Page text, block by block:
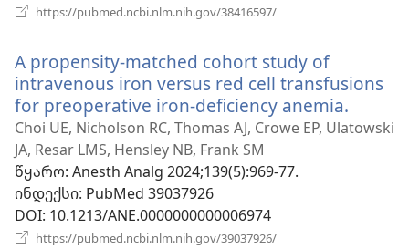
https://pubmed.ncbi.nlm.nih.gov/38416597/
A propensity-matched cohort study of
intravenous iron versus red cell transfusions
for preoperative iron-deficiency anemia.
ახალი
Choi UE, Nicholson RC, Thomas AJ, Crowe EP, Ulatowski
JA, Resar LMS, Hensley NB, Frank SM
წყარო‎: Anesth Analg 2024;139(5):969-77.
ინდექსი‎: PubMed 39037926
DOI‎: 10.1213/ANE.0000000000006974
https://pubmed.ncbi.nlm.nih.gov/39037926/